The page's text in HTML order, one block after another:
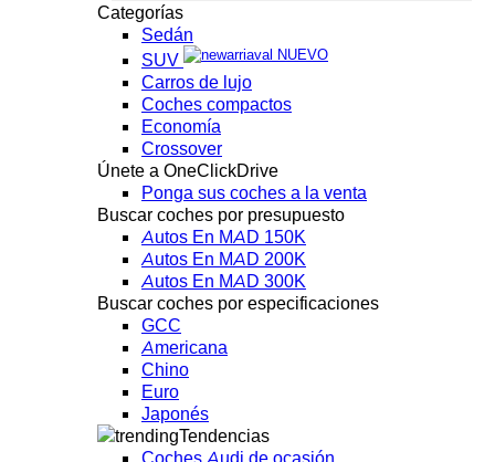
Categorías
Sedán
SUV
NUEVO
Carros de lujo
Coches compactos
Economía
Crossover
Únete a OneClickDrive
Ponga sus coches a la venta
Buscar coches por presupuesto
Autos En MAD 150K
Autos En MAD 200K
Autos En MAD 300K
Buscar coches por especificaciones
GCC
Americana
Chino
Euro
Japonés
Tendencias